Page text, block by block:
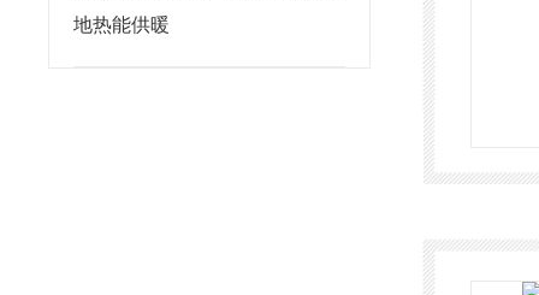
地热能供暖